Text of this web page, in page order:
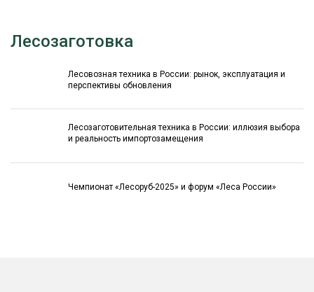
Лесозаготовка
Лесовозная техника в России: рынок, эксплуатация и
перспективы обновления
Лесозаготовительная техника в России: иллюзия выбора
и реальность импортозамещения
Чемпионат «Лесоруб-2025» и форум «Леса России»